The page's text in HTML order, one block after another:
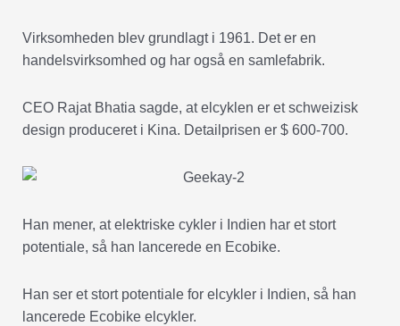
Virksomheden blev grundlagt i 1961. Det er en
handelsvirksomhed og har også en samlefabrik.
CEO Rajat Bhatia sagde, at elcyklen er et schweizisk
design produceret i Kina. Detailprisen er $ 600-700.
Han mener, at elektriske cykler i Indien har et stort
potentiale, så han lancerede en Ecobike.
Han ser et stort potentiale for elcykler i Indien, så han
lancerede Ecobike elcykler.